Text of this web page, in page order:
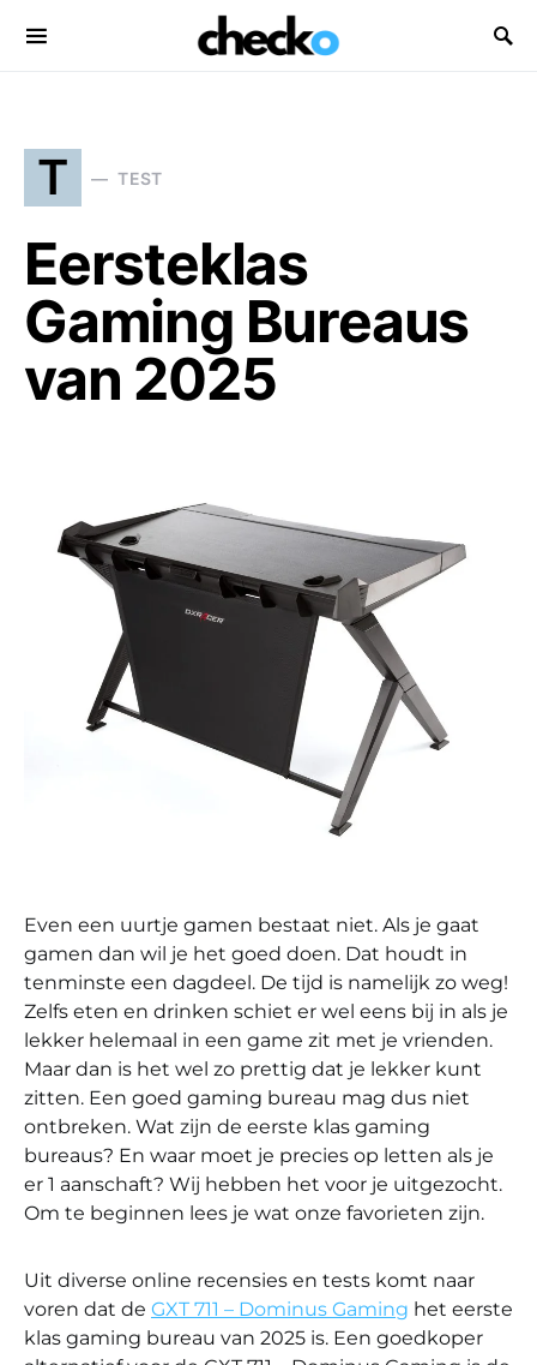
Search for:
T TEST
Eersteklas
Gaming Bureaus
van 2025
Even een uurtje gamen bestaat niet. Als je gaat
gamen dan wil je het goed doen. Dat houdt in
tenminste een dagdeel. De tijd is namelijk zo weg!
Zelfs eten en drinken schiet er wel eens bij in als je
lekker helemaal in een game zit met je vrienden.
Maar dan is het wel zo prettig dat je lekker kunt
zitten. Een goed gaming bureau mag dus niet
ontbreken. Wat zijn de eerste klas gaming
bureaus? En waar moet je precies op letten als je
er 1 aanschaft? Wij hebben het voor je uitgezocht.
Om te beginnen lees je wat onze favorieten zijn.
Uit diverse online recensies en tests komt naar
voren dat de GXT 711 – Dominus Gaming het eerste
klas gaming bureau van 2025 is. Een goedkoper